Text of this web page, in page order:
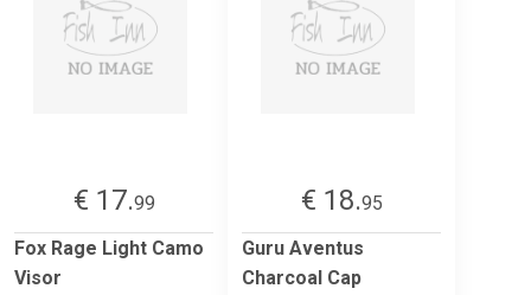
€ 17.99
Fox Rage Light Camo
Visor
€ 18.95
Guru Aventus
Charcoal Cap